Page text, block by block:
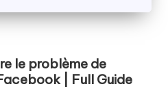
le problème de
| Full Guide